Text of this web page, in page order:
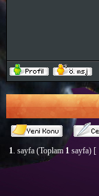
1. sayfa (Toplam 1 sayfa) [